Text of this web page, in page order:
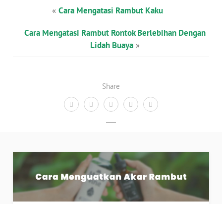
Share
« Cara Mengatasi Rambut Kaku
Cara Mengatasi Rambut Rontok Berlebihan Dengan
Lidah Buaya»